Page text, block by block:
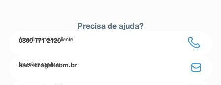
Precisa de ajuda?
Atendimento ao cliente
0800 771 2120
Entre em contato
sac@drogal.com.br